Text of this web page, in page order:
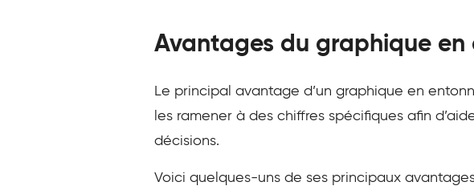
Avantages du graphique en
Le principal avantage d’un graphique en
les ramener à des chiffres spécifiques afin
décisions.
Voici quelques-uns de ses principaux